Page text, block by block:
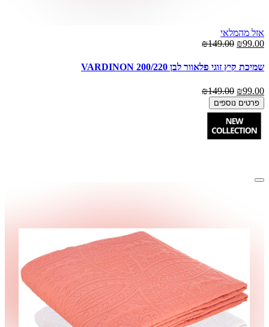
אזל מהמלאי
₪99.00
₪149.00
שמיכת קיץ זוגי פלאוור לבן 200/220 VARDINON
₪99.00
₪149.00
פרטים נוספים